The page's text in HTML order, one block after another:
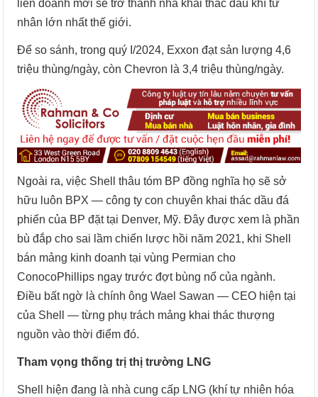
liên doanh mới sẽ trở thành nhà khai thác dầu khí tư
nhân lớn nhất thế giới.
Để so sánh, trong quý I/2024, Exxon đạt sản lượng 4,6
triệu thùng/ngày, còn Chevron là 3,4 triệu thùng/ngày.
Ngoài ra, việc Shell thâu tóm BP đồng nghĩa họ sẽ sở
hữu luôn BPX — công ty con chuyên khai thác dầu đá
phiến của BP đặt tại Denver, Mỹ. Đây được xem là phần
bù đắp cho sai lầm chiến lược hồi năm 2021, khi Shell
bán mảng kinh doanh tại vùng Permian cho
ConocoPhillips ngay trước đợt bùng nổ của ngành.
Điều bất ngờ là chính ông Wael Sawan — CEO hiện tại
của Shell — từng phụ trách mảng khai thác thượng
nguồn vào thời điểm đó.
Tham vọng thống trị thị trường LNG
Shell hiện đang là nhà cung cấp LNG (khí tự nhiên hóa